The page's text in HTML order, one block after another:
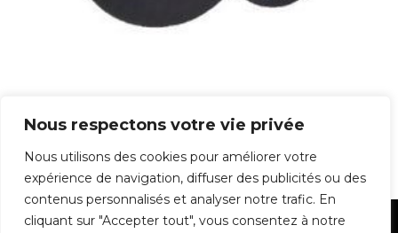
Nous respectons votre vie privée
Nous utilisons des cookies pour améliorer votre
expérience de navigation, diffuser des publicités ou des
contenus personnalisés et analyser notre trafic. En
cliquant sur "Accepter tout", vous consentez à notre
Mentions Légales